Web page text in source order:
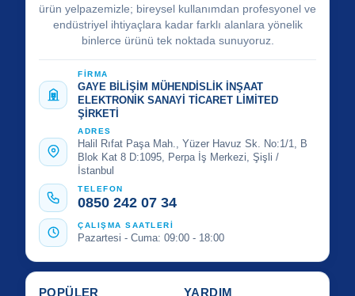
ürün yelpazemizle; bireysel kullanımdan profesyonel ve
endüstriyel ihtiyaçlara kadar farklı alanlara yönelik
binlerce ürünü tek noktada sunuyoruz.
FİRMA
GAYE BİLİŞİM MÜHENDİSLİK İNŞAAT
ELEKTRONİK SANAYİ TİCARET LİMİTED
ŞİRKETİ
ADRES
Halil Rıfat Paşa Mah., Yüzer Havuz Sk. No:1/1, B
Blok Kat 8 D:1095, Perpa İş Merkezi, Şişli /
İstanbul
TELEFON
0850 242 07 34
ÇALIŞMA SAATLERİ
Pazartesi - Cuma: 09:00 - 18:00
POPÜLER
YARDIM